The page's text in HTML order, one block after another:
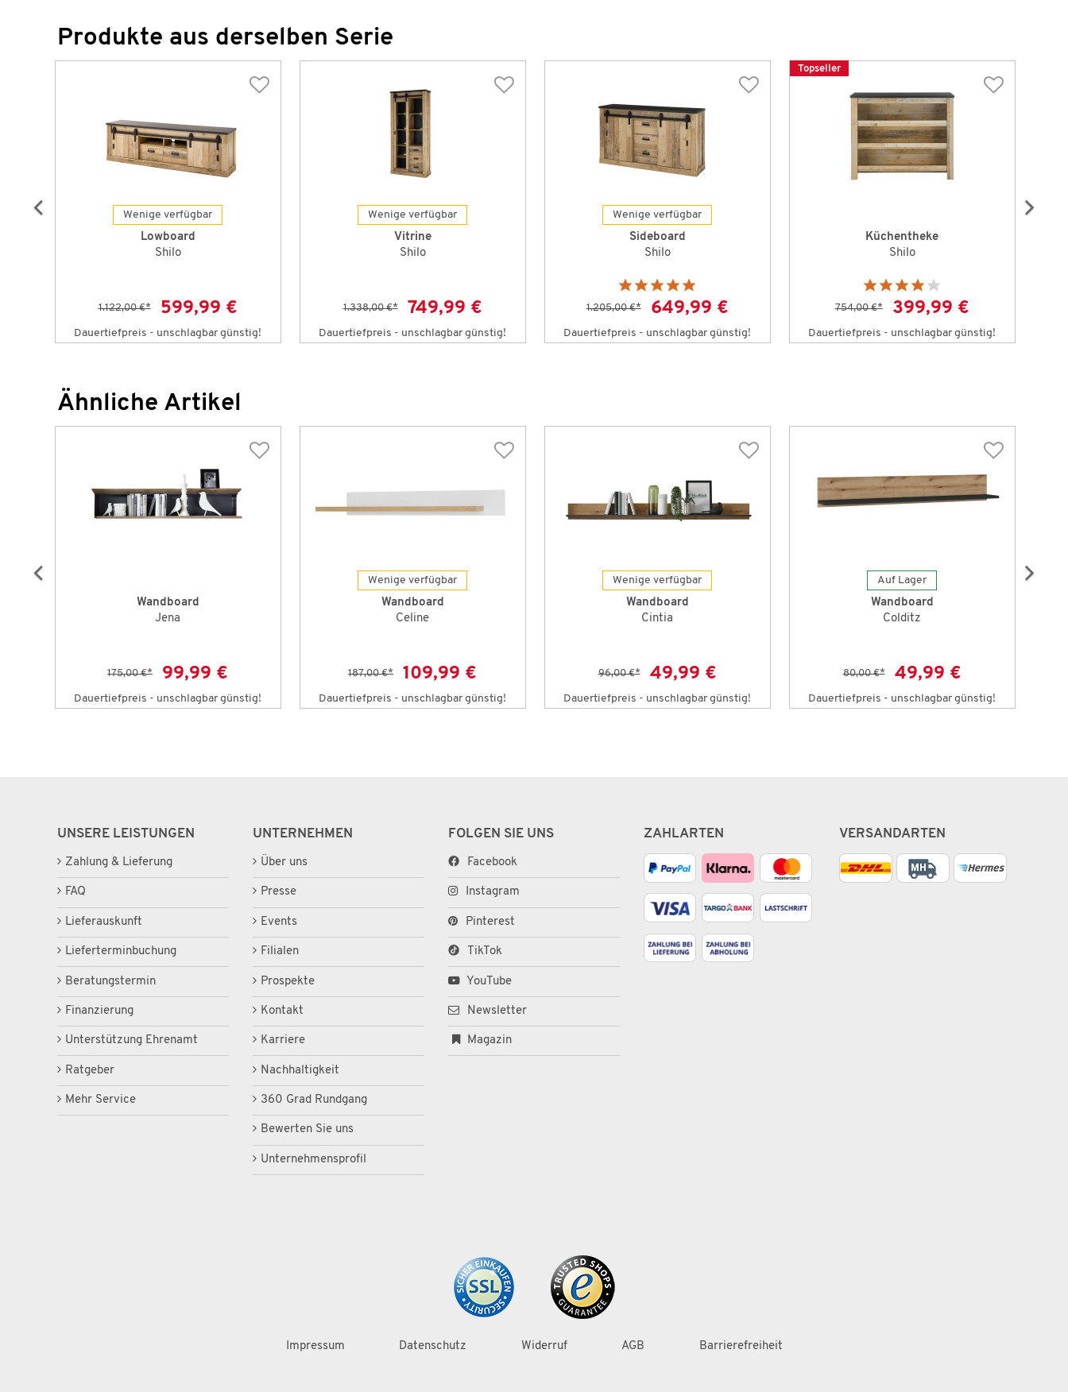
Produkte aus derselben Serie
Wenige verfügbar
Lowboard
Shilo
1.122,00 €* 599,99 €
Dauertiefpreis - unschlagbar günstig!
Wenige verfügbar
Vitrine
Shilo
1.338,00 €* 749,99 €
Dauertiefpreis - unschlagbar günstig!
Wenige verfügbar
Sideboard
Shilo
1.205,00 €* 649,99 €
Dauertiefpreis - unschlagbar günstig!
Topseller
Küchentheke
Shilo
754,00 €* 399,99 €
Dauertiefpreis - unschlagbar günstig!
Ähnliche Artikel
Wandboard
Jena
175,00 €* 99,99 €
Dauertiefpreis - unschlagbar günstig!
Wenige verfügbar
Wandboard
Celine
187,00 €* 109,99 €
Dauertiefpreis - unschlagbar günstig!
Wenige verfügbar
Wandboard
Cintia
96,00 €* 49,99 €
Dauertiefpreis - unschlagbar günstig!
Auf Lager
Wandboard
Colditz
80,00 €* 49,99 €
Dauertiefpreis - unschlagbar günstig!
UNSERE LEISTUNGEN
Zahlung & Lieferung
FAQ
Lieferauskunft
Lieferterminbuchung
Beratungstermin
Finanzierung
Unterstützung Ehrenamt
Ratgeber
Mehr Service
UNTERNEHMEN
Über uns
Presse
Events
Filialen
Prospekte
Kontakt
Karriere
Nachhaltigkeit
360 Grad Rundgang
Bewerten Sie uns
Unternehmensprofil
FOLGEN SIE UNS
Facebook
Instagram
Pinterest
TikTok
YouTube
Newsletter
Magazin
ZAHLARTEN VERSANDARTEN
Impressum Datenschutz Widerruf AGB Barrierefreiheit